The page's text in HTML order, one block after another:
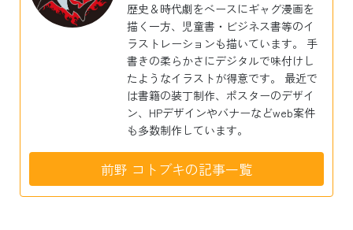
歴史＆時代劇をベースにギャグ漫画を
描く一方、児童書・ビジネス書等のイ
ラストレーションも描いています。 手
書きの柔らかさにデジタルで味付けし
たようなイラストが得意です。 最近で
は書籍の装丁制作、ポスターのデザイ
ン、HPデザインやバナーなどweb案件
も多数制作しています。
前野 コトブキの記事一覧